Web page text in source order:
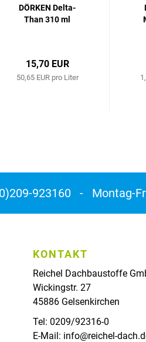
DÖRKEN Delta-
Than 310 ml
15,70 EUR
50,65 EUR pro Liter
923160 - Montag-
KONTAKT
Reichel Dachbaustoffe
Wickingstr. 27
45886 Gelsenkirchen
Tel: 0209/92316-0
E-Mail: info@reichel-